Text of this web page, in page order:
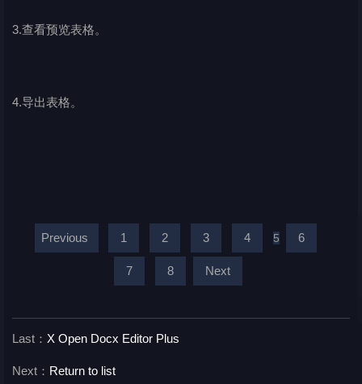
3.查看预览表格。
4.导出表格。
Previous 1 2 3 4 5 6
7 8 Next
Last： X Open Docx Editor Plus
Next： Return to list